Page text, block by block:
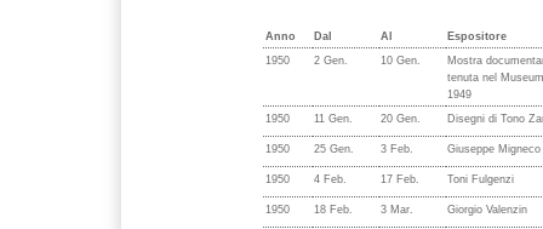
Anno Dal Al
Espositore
1950
2 Gen. 10 Gen.
Mostra
tenuta nel
1949
1950
11 Gen. 20 Gen. Disegni di Tono
1950 25 Gen. 3 Feb. Giuseppe Migneco
1950 4 Feb. 17 Feb. Toni Fulgenzi
1950 18 Feb. 3 Mar. Giorgio Valenzin